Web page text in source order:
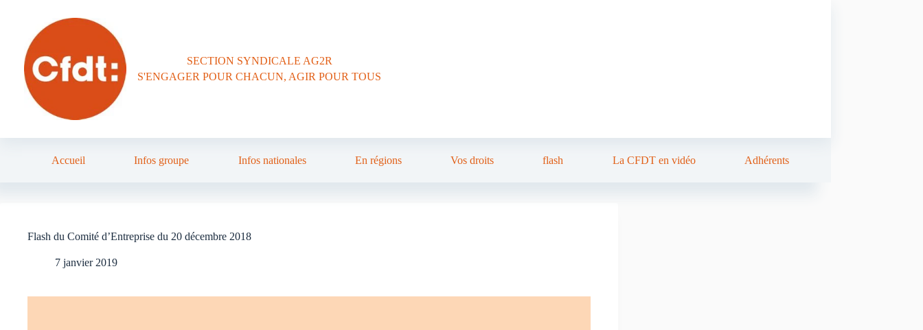
SECTION SYNDICALE AG2R
S'ENGAGER POUR CHACUN, AGIR POUR TOUS
Accueil Infos groupe Infos nationales En régions Vos droits flash La CFDT en vidéo Adhérents
Flash du Comité d’Entreprise du 20 décembre 2018
7 janvier 2019